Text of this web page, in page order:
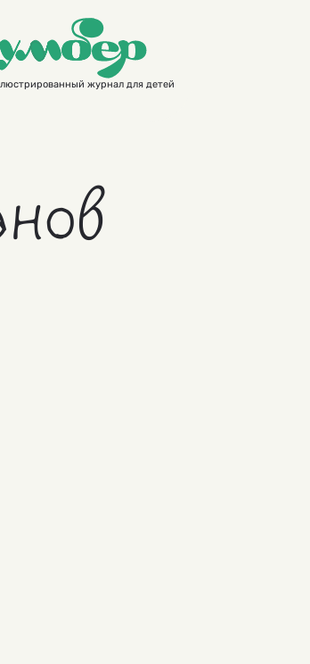
журнал для детей